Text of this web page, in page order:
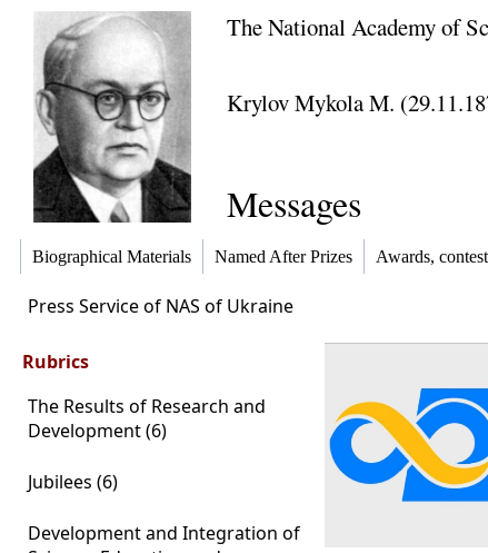
The National Academy of
Krylov Mykola M.
Messages
Biographical Materials Named After Prizes Awards,
Press Service of NAS of Ukraine
Rubrics
The Results of Research and
Development (6)
Jubilees (6)
Development and Integration of